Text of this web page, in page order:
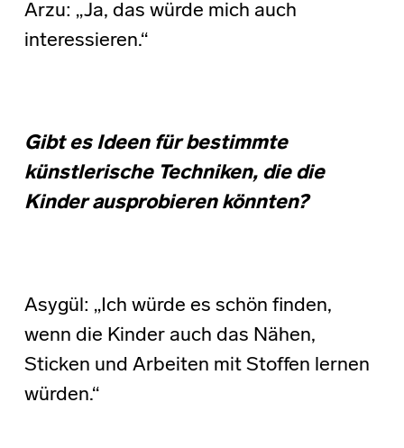
Arzu: „Ja, das würde mich auch
interessieren.“
Gibt es Ideen für bestimmte
künstlerische Techniken, die die
Kinder ausprobieren könnten?
Asygül: „Ich würde es schön finden,
wenn die Kinder auch das Nähen,
Sticken und Arbeiten mit Stoffen lernen
würden.“